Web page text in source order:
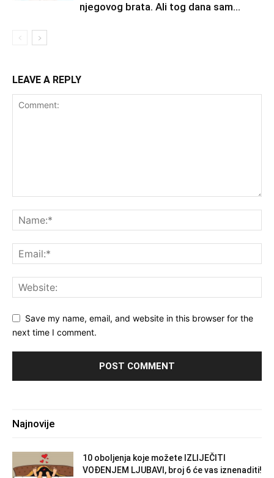
njegovog brata. Ali tog dana sam...
LEAVE A REPLY
Save my name, email, and website in this browser for the
next time I comment.
Najnovije
10 oboljenja koje možete IZLIJEČITI
VOĐENJEM LJUBAVI, broj 6 će vas iznenaditi!